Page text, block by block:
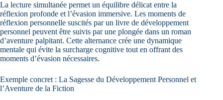
La lecture simultanée permet un équilibre délicat entre la
réflexion profonde et l’évasion immersive. Les moments de
réflexion personnelle suscités par un livre de développement
personnel peuvent être suivis par une plongée dans un roman
d’aventure palpitant. Cette alternance crée une dynamique
mentale qui évite la surcharge cognitive tout en offrant des
moments d’évasion nécessaires.
Exemple concret : La Sagesse du Développement Personnel et
l’Aventure de la Fiction